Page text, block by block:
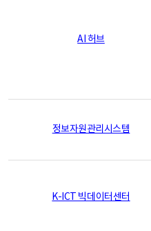
AI 허브
정보자원관리시스템
K-ICT 빅데이터센터